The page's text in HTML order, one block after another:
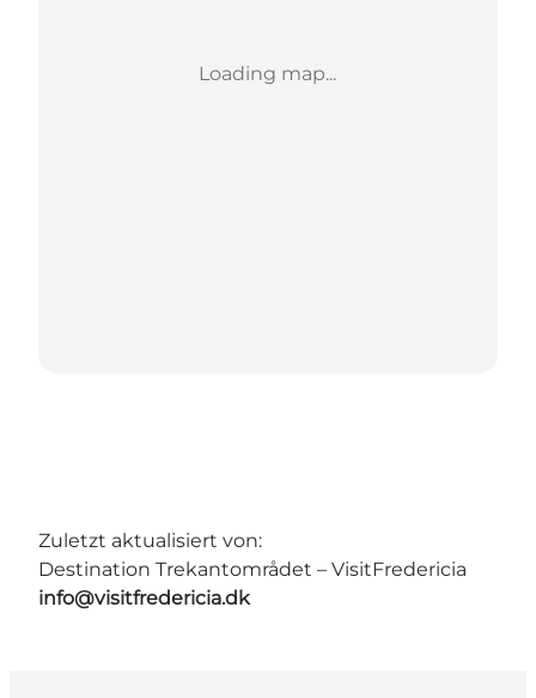
Loading map...
Zuletzt aktualisiert von:
Destination Trekantområdet – VisitFredericia
info@visitfredericia.dk